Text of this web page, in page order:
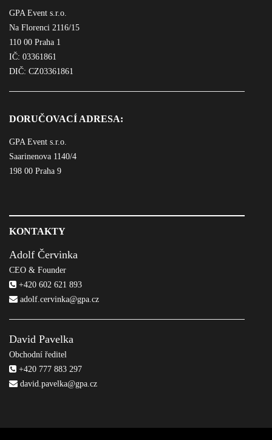
GPA Event s.r.o.
Na Florenci 2116/15
110 00 Praha 1
IČ: 03361861
DIČ: CZ03361861
DORUČOVACÍ ADRESA:
GPA Event s.r.o.
Saarinenova 1140/4
198 00 Praha 9
KONTAKTY
Adolf Červinka
CEO & Founder
+420 602 621 893
adolf.cervinka@gpa.cz
David Pavelka
Obchodní ředitel
+420 777 883 297
david.pavelka@gpa.cz